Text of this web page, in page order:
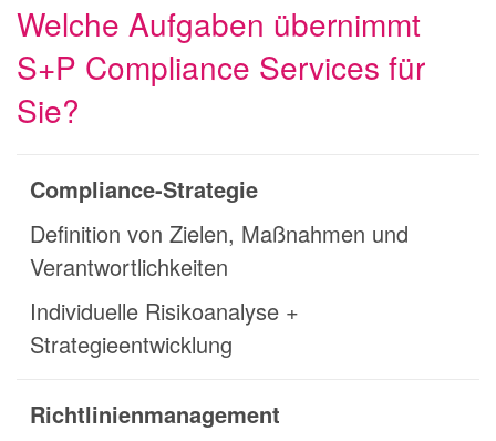
Welche Aufgaben übernimmt
S+P Compliance Services für
Sie?
Compliance-Strategie
Definition von Zielen, Maßnahmen und
Verantwortlichkeiten
Individuelle Risikoanalyse +
Strategieentwicklung
Richtlinienmanagement